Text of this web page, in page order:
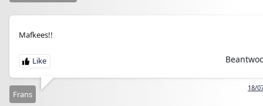
Mafkees!!
18/
Frans